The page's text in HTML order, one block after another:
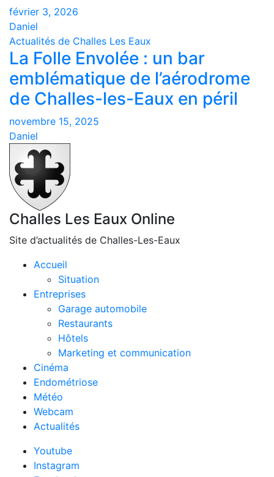
février 3, 2026
Daniel
Actualités de Challes Les Eaux
La Folle Envolée : un bar
emblématique de l’aérodrome
de Challes-les-Eaux en péril
novembre 15, 2025
Daniel
Challes Les Eaux Online
Site d’actualités de Challes-Les-Eaux
Accueil
Situation
Entreprises
Garage automobile
Restaurants
Hôtels
Marketing et communication
Cinéma
Endométriose
Météo
Webcam
Actualités
Youtube
Instagram